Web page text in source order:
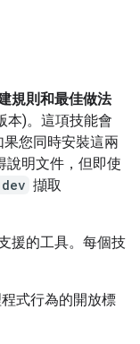
規則和最佳做法
本)。這項技能會
您同時安裝這兩
說明文件，但即使
擷取
援的工具。每個技
式行為的開放標